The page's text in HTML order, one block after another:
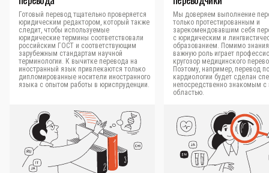
Готовый перевод тщательно проверяется
юридическим редактором, который также
следит, чтобы используемые
юридические термины соответствовали
российским ГОСТ и соответствующим
зарубежным стандартам научной
терминологии. К вычитке перевода на
иностранный язык привлекаются только
дипломированные носители иностранного
языка с опытом работы в юриспруденции.
Мы доверяем выполнение
только протестированным и
зарекомендовавшим себя
с юридическим и
образованием. Помимо
важную роль играет
кругозор медицинского
Поэтому, например, перевод по
кардиологии будет сделан
непосредственно знакомым с
областью.